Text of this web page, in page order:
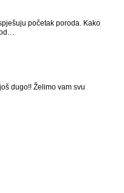
početak poroda. Kako
dugo!! Želimo vam svu